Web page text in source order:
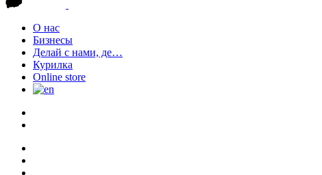
О нас
Бизнесы
Делай с нами, де…
Курилка
Online store